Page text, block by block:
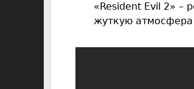
«Resident Evil 2» –
жуткую